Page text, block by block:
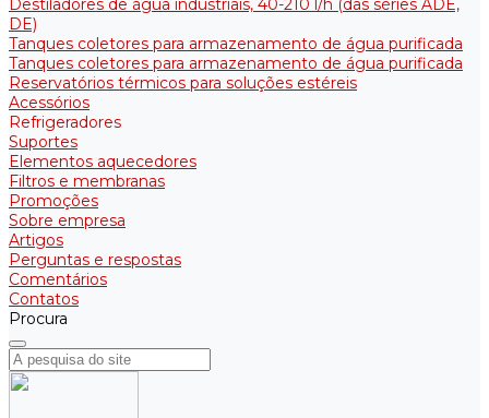
Destiladores de água industriais, 40-210 l/h (das séries ADE,
DE)
Tanques coletores para armazenamento de água purificada
Tanques coletores para armazenamento de água purificada
Reservatórios térmicos para soluções estéreis
Acessórios
Refrigeradores
Suportes
Elementos aquecedores
Filtros e membranas
Promoções
Sobre empresa
Artigos
Perguntas e respostas
Comentários
Contatos
Procura